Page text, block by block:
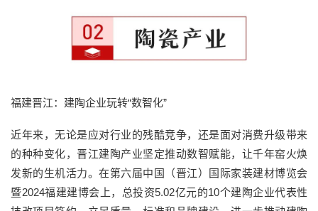
福建晋江：建陶企业玩转“数智化”
近年来，无论是应对行业的残酷竞争，还是面对消费升级带来
的种种变化，晋江建陶产业坚定推动数智赋能，让千年窑火焕
发新的生机活力。在第六届中国（晋江）国际家装建材博览会
暨2024福建建博会上，总投资5.02亿元的10个建陶企业代表性